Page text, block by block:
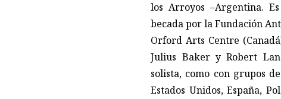
los Arroyos –Argentina.
becada por la Fundación
Orford Arts Centre
Julius Baker y Robert
solista, como con grupos
Estados Unidos, España,